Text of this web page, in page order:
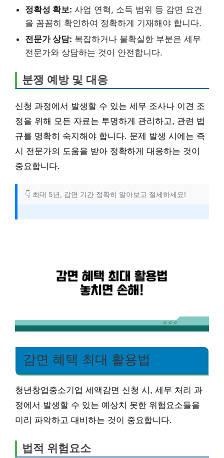
정확성 확보: 사업 연혁, 소득 범위 등 감면 요건
을 꼼꼼히 확인하여 정확하게 기재해야 합니다.
전문가 상담: 복잡하거나 불확실한 부분은 세무
전문가와 상담하는 것이 안전합니다.
분쟁 예방 및 대응
신청 과정에서 발생할 수 있는 세무 조사나 이견 조
정을 위해 모든 자료는 투명하게 관리하고, 관련 법
규를 명확히 숙지해야 합니다. 문제 발생 시에는 즉
시 전문가의 도움을 받아 정확하게 대응하는 것이
중요합니다.
👇 최대 5년, 감면 기간 정확히 알아보고 절세하세요!
감면 혜택 최대 활용법
청년창업중소기업 세액감면 신청 시, 세무 처리 과
정에서 발생할 수 있는 예상치 못한 위험요소들을
미리 파악하고 대비하는 것이 중요합니다.
법적 위험요소